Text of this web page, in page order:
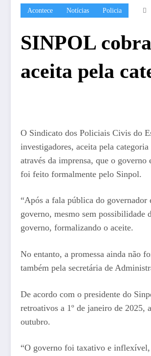
Acontece Notícias Policia
SINPOL
aceita pela
O Sindicato dos Policiais Civis do
investigadores, aceita pela
através da imprensa, que o
foi feito formalmente pelo Sinpol.
“Após a fala pública do governador
governo, mesmo sem
governo, formalizando o aceite.
No entanto, a promessa ainda não
também pela secretária de
De acordo com o presidente do
retroativos a 1º de janeiro de 2025,
outubro.
“O governo foi taxativo e inflexível,